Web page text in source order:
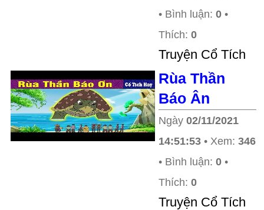
• Bình luận: 0 •
Thích: 0
Truyện Cổ Tích
Rùa Thần
Báo Ân
Ngày 02/11/2021
14:51:53 • Xem: 346
• Bình luận: 0 •
Thích: 0
Truyện Cổ Tích